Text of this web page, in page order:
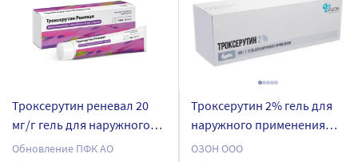
Троксерутин реневал 20
мг/г гель для наружного
применения 100 гр
Обновление ПФК АО
Троксерутин 2% гель для
наружного применения
100 гр
ОЗОН ООО